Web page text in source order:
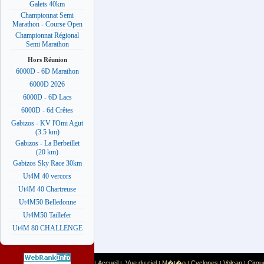
Galets 40km
Championnat Semi
Marathon - Course Open
Championnat Régional
Semi Marathon
Hors Réunion
6000D - 6D Marathon
6000D 2026
6000D - 6D Lacs
6000D - 6d Crêtes
Gabizos - KV l'Omi Agut
(3.5 km)
Gabizos - La Berbeillet
(20 km)
Gabizos Sky Race 30km
Ut4M 40 vercors
Ut4M 40 Chartreuse
Ut4M50 Belledonne
Ut4M50 Taillefer
Ut4M 80 CHALLENGE